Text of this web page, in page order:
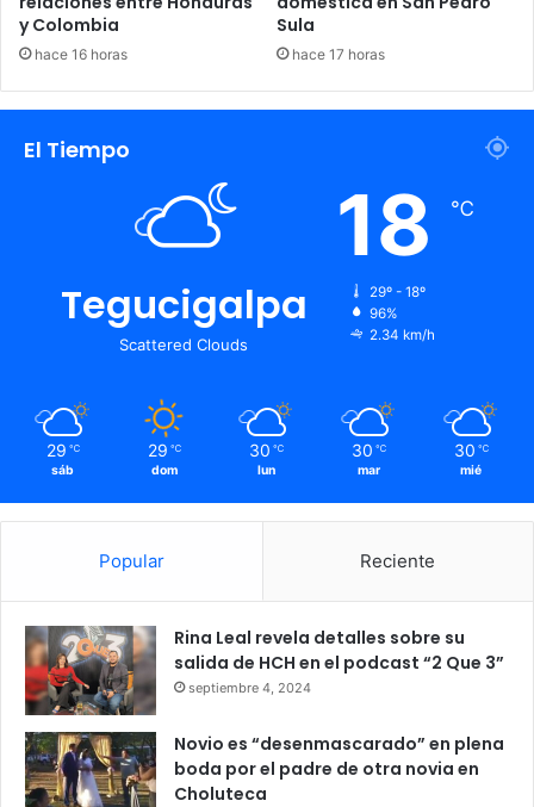
y Colombia
hace 16 horas
Sula
hace 17 horas
El Tiempo
Tegucigalpa
Scattered Clouds
18 ℃
29º - 18º
96%
2.34 km/h
29 ℃
sáb
29 ℃
dom
30 ℃
lun
30 ℃
mar
30 ℃
mié
Popular Reciente
Rina Leal revela detalles sobre su
salida de HCH en el podcast “2 Que 3”
septiembre 4, 2024
Novio es “desenmascarado” en plena
boda por el padre de otra novia en
Choluteca